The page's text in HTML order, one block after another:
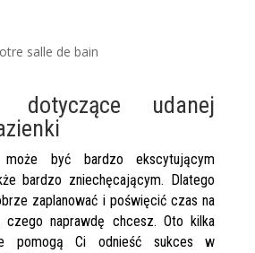
dotyczące udanej
może być bardzo ekscytującym
bardzo zniechęcającym. Dlatego
zaplanować i poświęcić czas na
czego naprawdę chcesz. Oto kilka
pomogą Ci odnieść sukces w